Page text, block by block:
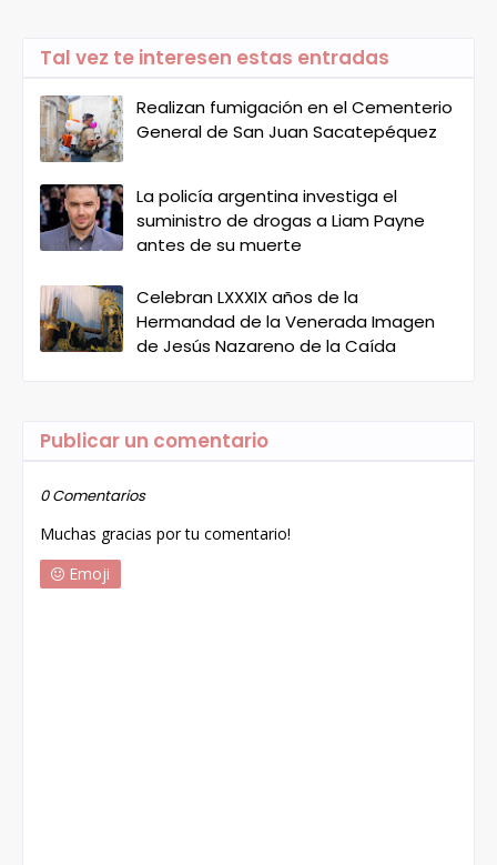
Tal vez te interesen estas entradas
Realizan fumigación en el Cementerio
General de San Juan Sacatepéquez
La policía argentina investiga el
suministro de drogas a Liam Payne
antes de su muerte
Celebran LXXXIX años de la
Hermandad de la Venerada Imagen
de Jesús Nazareno de la Caída
Publicar un comentario
0 Comentarios
Muchas gracias por tu comentario!
Emoji